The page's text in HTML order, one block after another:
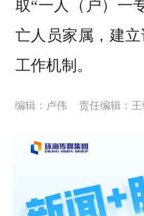
取“一人（户）一
亡人员家属，建
工作机制。
编辑：卢伟 责任编辑：王